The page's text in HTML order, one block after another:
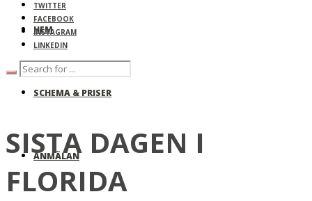
HEM
SCHEMA & PRISER
ANMÄLAN
TWITTER
FACEBOOK
INSTAGRAM
LINKEDIN
SISTA DAGEN I
FLORIDA